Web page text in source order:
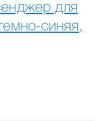
для
синяя,